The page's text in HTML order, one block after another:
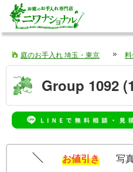
庭のお手入れ 埼玉・東京
Group 1092
お値引き
写